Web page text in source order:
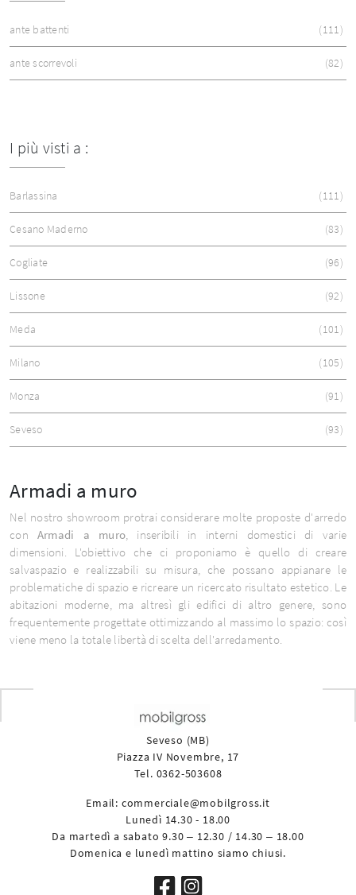
ante battenti 111
ante scorrevoli 82
I più visti a :
Barlassina 111
Cesano Maderno 83
Cogliate 96
Lissone 92
Meda 101
Milano 105
Monza 91
Seveso 93
Armadi a muro
Nel nostro showroom protrai considerare molte proposte d'arredo
con Armadi a muro, inseribili in interni domestici di varie
dimensioni. L'obiettivo che ci proponiamo è quello di creare
salvaspazio e realizzabili su misura, che possano appianare le
problematiche di spazio e ricreare un ricercato risultato estetico. Le
abitazioni moderne, ma altresì gli edifici di altro genere, sono
frequentemente progettate ottimizzando al massimo lo spazio: così
viene meno la totale libertà di scelta dell'arredamento.
Seveso (MB)
Piazza IV Novembre, 17
Tel. 0362-503608
Email: commerciale@mobilgross.it
Lunedì 14.30 - 18.00
Da martedì a sabato 9.30 – 12.30 / 14.30 – 18.00
Domenica e lunedì mattino siamo chiusi.